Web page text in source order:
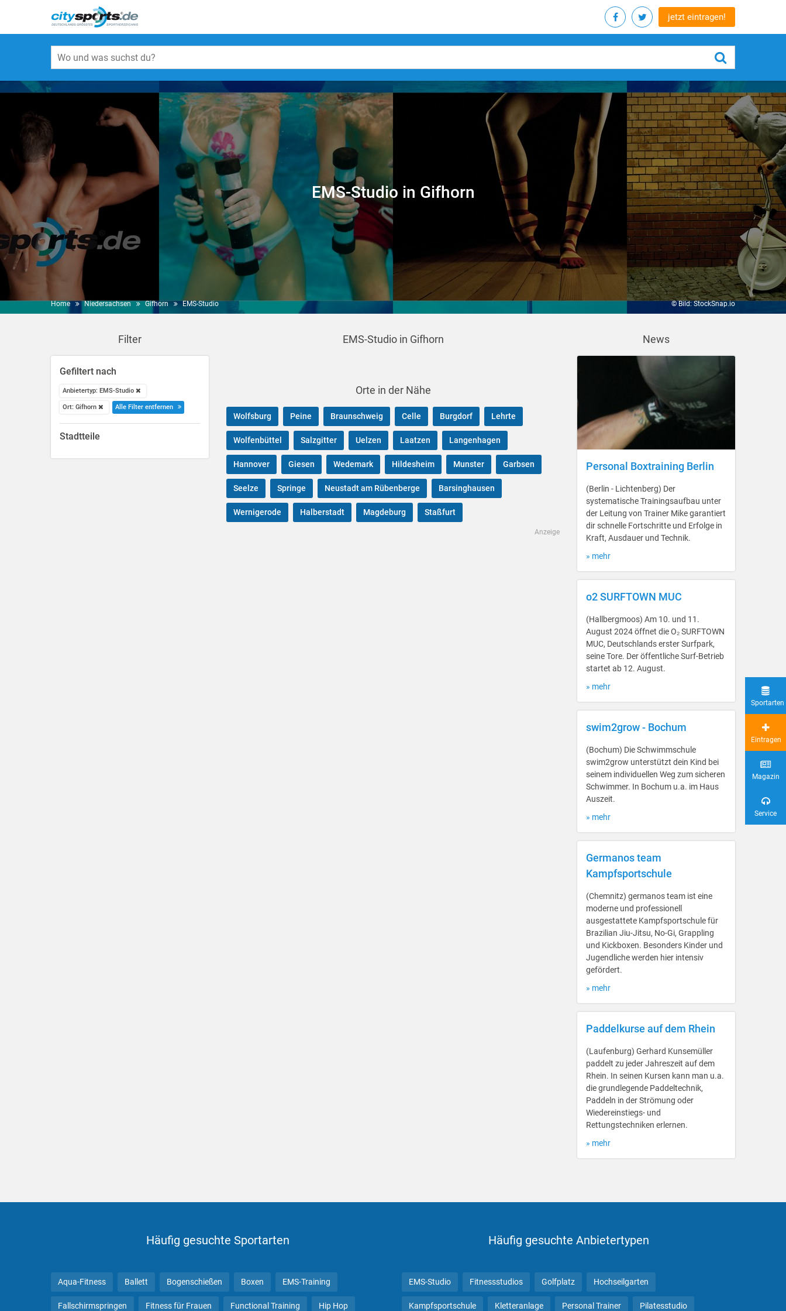
jetzt eintragen!
EMS-Studio in Gifhorn
Home Niedersachsen Gifhorn EMS-Studio © Bild: StockSnap.io
Filter
Gefiltert nach
Anbietertyp: EMS-Studio
Ort: Gifhorn Alle Filter entfernen
Stadtteile
EMS-Studio in Gifhorn
Orte in der Nähe
Wolfsburg Peine Braunschweig Celle Burgdorf Lehrte
Wolfenbüttel Salzgitter Uelzen Laatzen Langenhagen
Hannover Giesen Wedemark Hildesheim Munster Garbsen
Seelze Springe Neustadt am Rübenberge Barsinghausen
Wernigerode Halberstadt Magdeburg Staßfurt
Anzeige
News
Personal Boxtraining Berlin
(Berlin - Lichtenberg) Der
systematische Trainingsaufbau unter
der Leitung von Trainer Mike garantiert
dir schnelle Fortschritte und Erfolge in
Kraft, Ausdauer und Technik.
» mehr
o2 SURFTOWN MUC
(Hallbergmoos) Am 10. und 11.
August 2024 öffnet die O₂ SURFTOWN
MUC, Deutschlands erster Surfpark,
seine Tore. Der öffentliche Surf-Betrieb
startet ab 12. August.
» mehr
swim2grow - Bochum
(Bochum) Die Schwimmschule
swim2grow unterstützt dein Kind bei
seinem individuellen Weg zum sicheren
Schwimmer. In Bochum u.a. im Haus
Auszeit.
» mehr
Germanos team
Kampfsportschule
(Chemnitz) germanos team ist eine
moderne und professionell
ausgestattete Kampfsportschule für
Brazilian Jiu-Jitsu, No-Gi, Grappling
und Kickboxen. Besonders Kinder und
Jugendliche werden hier intensiv
gefördert.
» mehr
Paddelkurse auf dem Rhein
(Laufenburg) Gerhard Kunsemüller
paddelt zu jeder Jahreszeit auf dem
Rhein. In seinen Kursen kann man u.a.
die grundlegende Paddeltechnik,
Paddeln in der Strömung oder
Wiedereinstiegs- und
Rettungstechniken erlernen.
» mehr
Häufig gesuchte Sportarten
Aqua-Fitness Ballett Bogenschießen Boxen EMS-Training
Fallschirmspringen Fitness für Frauen Functional Training Hip Hop
Häufig gesuchte Anbietertypen
EMS-Studio Fitnessstudios Golfplatz Hochseilgarten
Kampfsportschule Kletteranlage Personal Trainer Pilatesstudio
Sportarten
Eintragen
Magazin
Service